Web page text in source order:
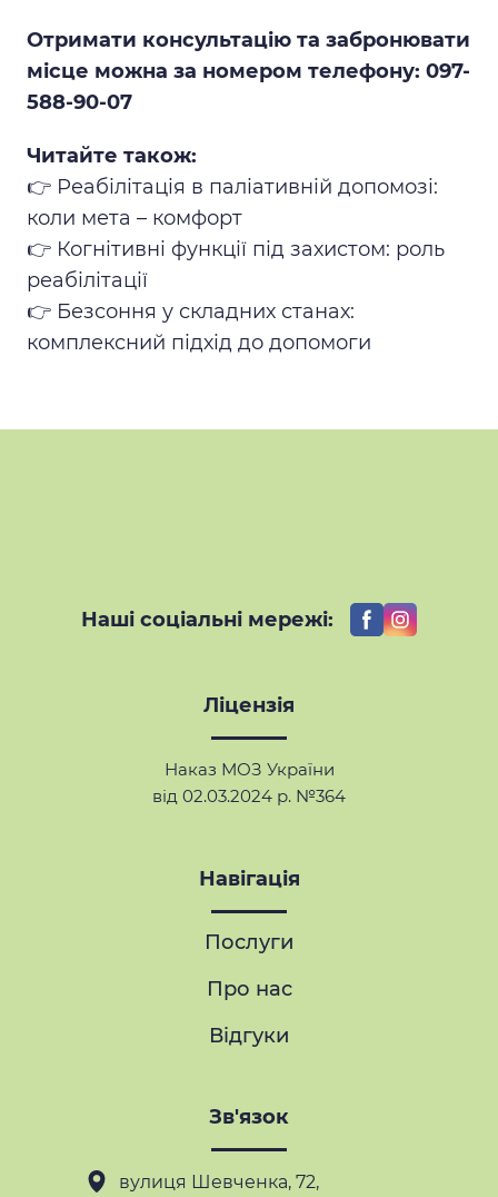
Отримати консультацію та забронювати
місце можна за номером телефону: 097-
588-90-07
Читайте також:
👉 Реабілітація в паліативній допомозі:
коли мета – комфорт
👉 Когнітивні функції під захистом: роль
реабілітації
👉 Безсоння у складних станах:
комплексний підхід до допомоги
Наші соціальні мережі:
Ліцензія
Наказ МОЗ України
від 02.03.2024 р. №364
Навігація
Послуги
Про нас
Відгуки
Зв'язок
вулиця Шевченка, 72,